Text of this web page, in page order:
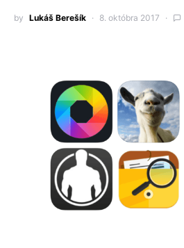
by Lukáš Berešík 8. októbra 2017